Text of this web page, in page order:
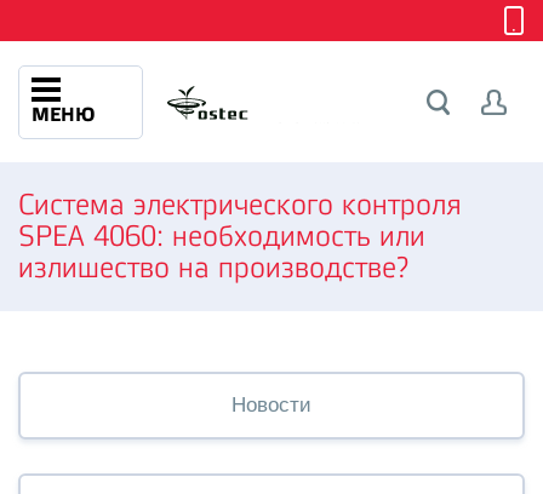
МЕНЮ
Система электрического контроля
SPEA 4060: необходимость или
излишество на производстве?
Новости